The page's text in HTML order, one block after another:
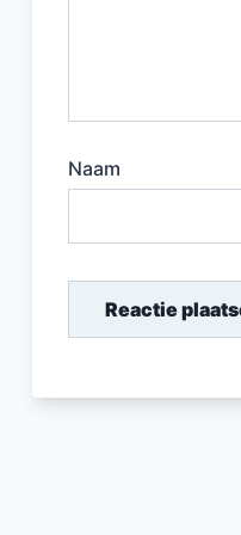
Naam